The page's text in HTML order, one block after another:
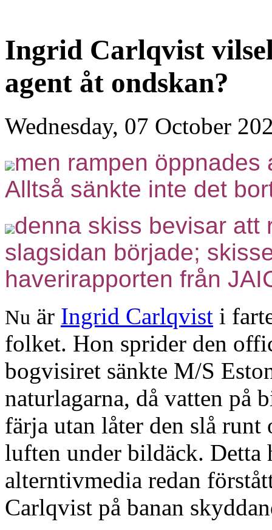
Ingrid Carlqvist
agent åt ondskan?
Wednesday, 07 October
men rampen
Alltså sänkte inte det
denna skiss bevisar att
slagsidan började;
haverirapporten från
Nu är Ingrid Carlqvist i
folket. Hon sprider den
bogvisiret sänkte M/S
naturlagarna, då vatten på
färja utan låter den slå runt
luften under bildäck. Detta
alterntivmedia redan
Carlqvist på banan